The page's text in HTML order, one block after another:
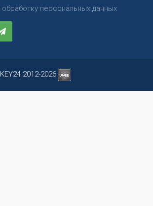
обработку персональных данных
2012-2026